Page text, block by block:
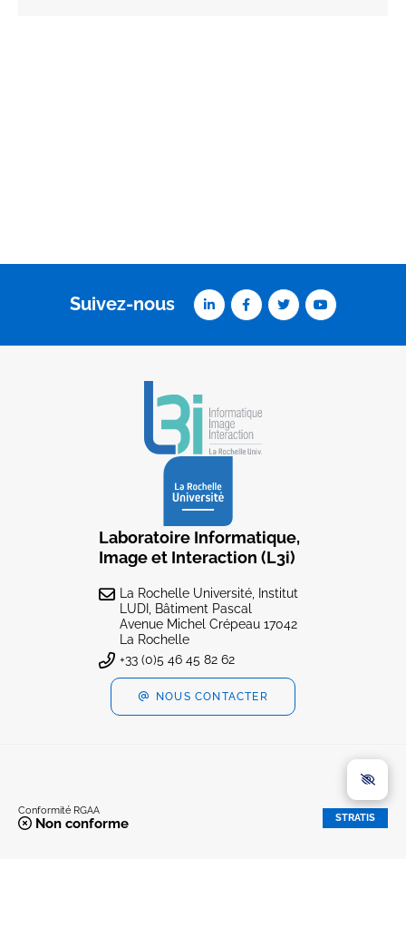
Suivez-nous
Laboratoire Informatique,
Image et Interaction (L3i)
La Rochelle Université, Institut
LUDI, Bâtiment Pascal
Avenue Michel Crépeau 17042
La Rochelle
+33 (0)5 46 45 82 62
NOUS CONTACTER
Conformité RGAA
Non conforme STRATIS